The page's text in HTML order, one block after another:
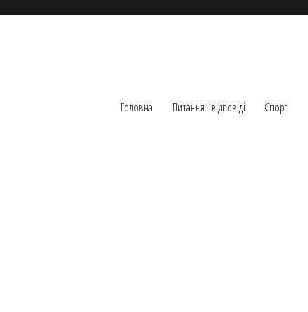
Головна Питання і відповіді Спорт